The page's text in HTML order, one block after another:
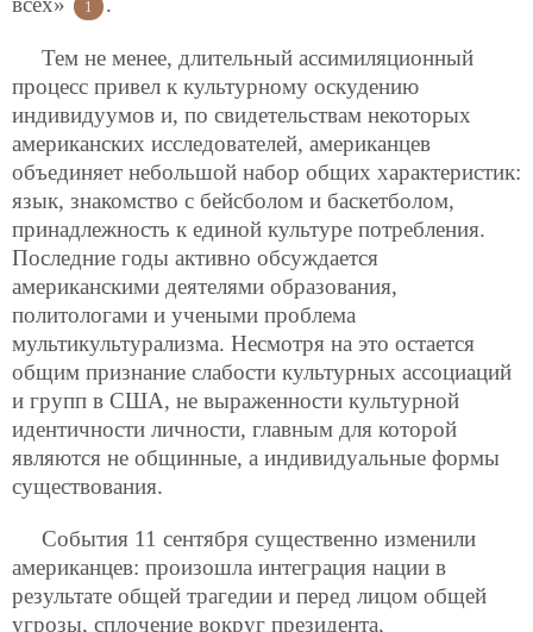
1
Тем не менее, длительный ассимиляционный
процесс привел к культурному оскудению
индивидуумов и, по свидетельствам некоторых
американских исследователей, американцев
объединяет небольшой набор общих характеристик:
язык, знакомство с бейсболом и баскетболом,
принадлежность к единой культуре потребления.
Последние годы активно обсуждается
американскими деятелями образования,
политологами и учеными проблема
мультикультурализма. Несмотря на это остается
общим признание слабости культурных ассоциаций
и групп в США, не выраженности культурной
идентичности личности, главным для которой
являются не общинные, а индивидуальные формы
существования.
События 11 сентября существенно изменили
американцев: произошла интеграция нации в
результате общей трагедии и перед лицом общей
угрозы, сплочение вокруг президента,